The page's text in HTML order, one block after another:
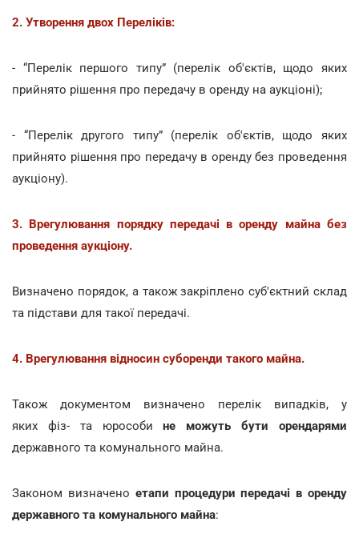
2. Утворення двох Переліків:
- “Перелік першого типу” (перелік об'єктів, щодо яких
прийнято рішення про передачу в оренду на аукціоні);
- “Перелік другого типу” (перелік об'єктів, щодо яких
прийнято рішення про передачу в оренду без проведення
аукціону).
3. Врегулювання порядку передачі в оренду майна без
проведення аукціону.
Визначено порядок, а також закріплено суб'єктний склад
та підстави для такої передачі.
4. Врегулювання відносин суборенди такого майна.
Також документом визначено перелік випадків, у
яких фіз- та юрособине можуть бути орендарями
державного та комунального майна.
Законом визначено етапи процедури передачі в оренду
державного та комунального майна: